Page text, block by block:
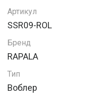
Артикул
SSR09-ROL
Бренд
RAPALA
Тип
Воблер